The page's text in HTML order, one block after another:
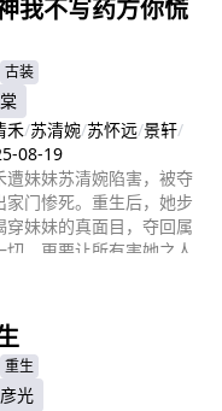
我不写药方你慌
古装
禾/苏清婉/苏怀远/景轩/
08-19
遭妹妹苏清婉陷害，被夺
家门惨死。重生后，她步
穿妹妹的真面目，夺回属
切，更要让所有害她之人
重生
光